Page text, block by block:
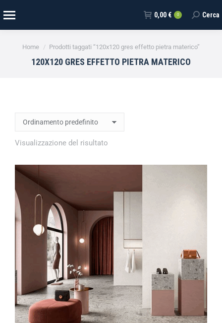
0,00 € 0 Cerca
Tu sei qui:
Home Prodotti taggati “120x120 gres effetto pietra materico”
120X120 GRES EFFETTO PIETRA MATERICO
Visualizzazione del risultato